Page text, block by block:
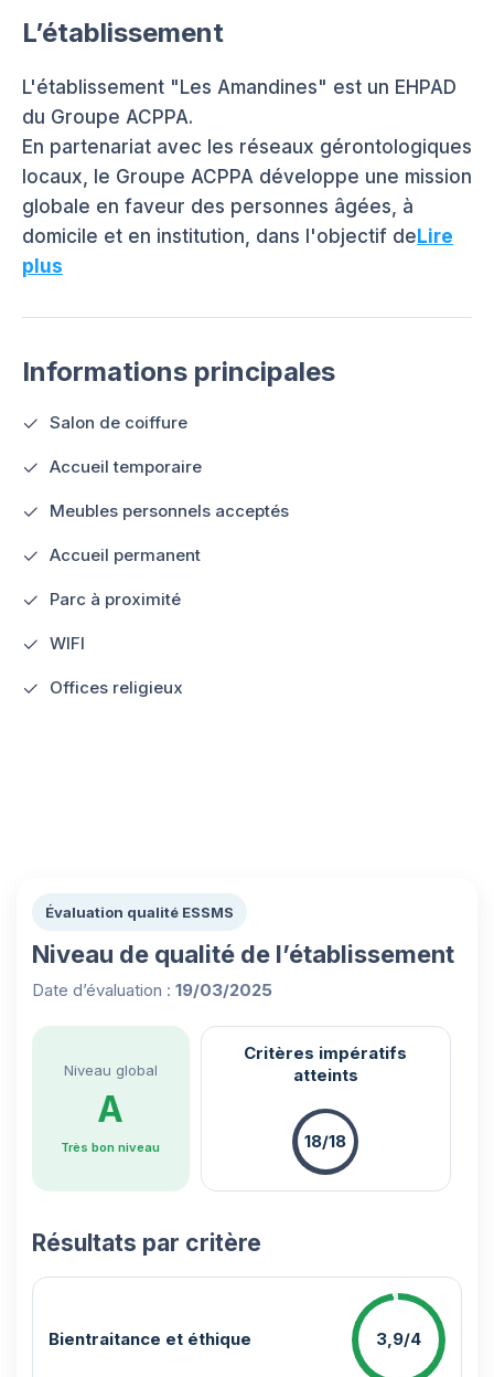
L’établissement
L'établissement "Les Amandines" est un EHPAD
du Groupe ACPPA.
En partenariat avec les réseaux gérontologiques
locaux, le Groupe ACPPA développe une mission
globale en faveur des personnes âgées, à
domicile et en institution, dans l'objectif deLire
plus
Informations principales
Salon de coiffure
Accueil temporaire
Meubles personnels acceptés
Accueil permanent
Parc à proximité
WIFI
Offices religieux
Évaluation qualité ESSMS
Niveau de qualité de l’établissement
Date d’évaluation : 19/03/2025
Niveau global
A
Très bon niveau
Critères impératifs
atteints
18/18
Résultats par critère
Bientraitance et éthique 3,9/4